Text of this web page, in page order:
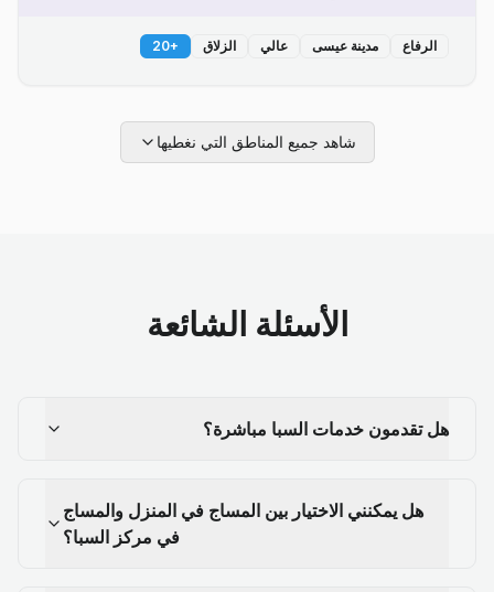
الرفاع مدينة عيسى عالي الزلاق +
20
شاهد جميع المناطق التي نغطيها
الأسئلة الشائعة
هل تقدمون خدمات السبا مباشرة؟
هل يمكنني الاختيار بين المساج في المنزل والمساج
في مركز السبا؟